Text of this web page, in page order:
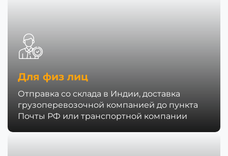
Для физ лиц
Отправка со склада в Индии, доставка
грузоперевозочной компанией до пункта
Почты РФ или транспортной компании